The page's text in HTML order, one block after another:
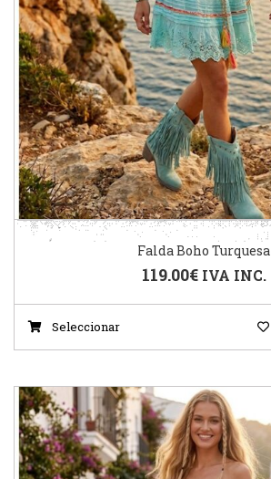
Falda Boho Turquesa
119.00€ IVA INC.
Seleccionar